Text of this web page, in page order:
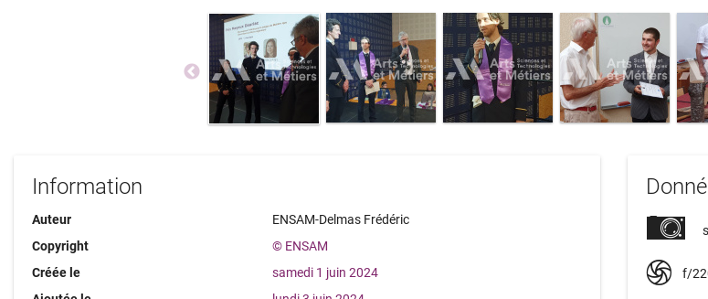
Information
Auteur
ENSAM-Delmas Frédéric
Copyright
© ENSAM
Créée le
samedi 1 juin 2024
f/